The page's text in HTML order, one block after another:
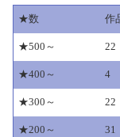
★数 作
★500～ 22
★400～ 4
★300～ 22
★200～ 31